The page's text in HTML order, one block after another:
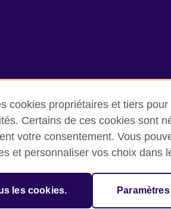
Protection des renseignements personnels
(England and Wales) SC037733
cookies propriétaires et tiers
Certains de ces cookies sont
votre consentement. Vous
et personnaliser vos choix dans
les cookies.